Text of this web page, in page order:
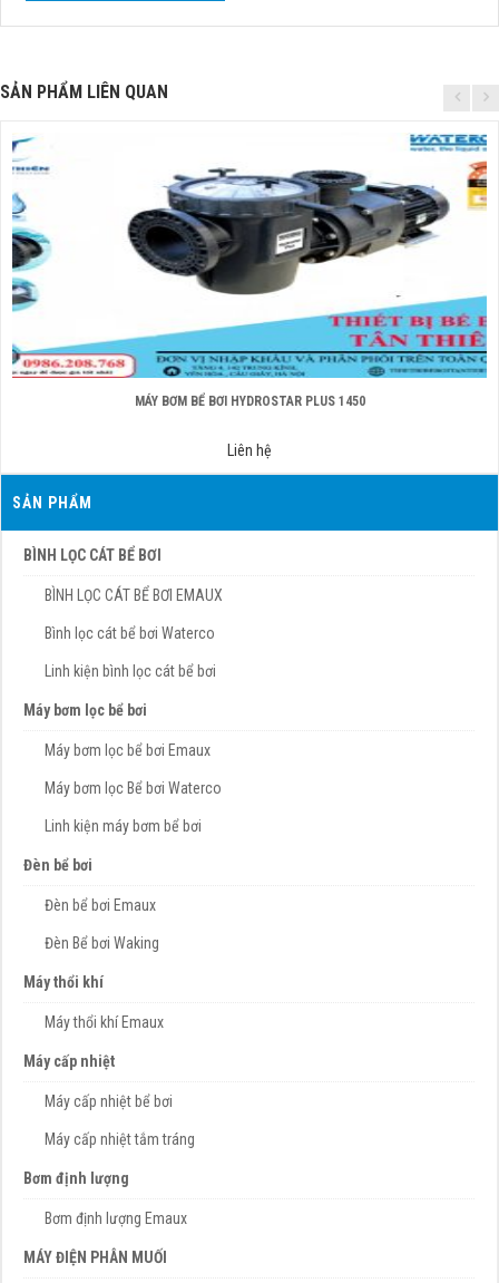
SẢN PHẨM LIÊN QUAN
MÁY BƠM BỂ BƠI HYDROSTAR PLUS 1450
Liên hệ
SẢN PHẨM
BÌNH LỌC CÁT BỂ BƠI
BÌNH LỌC CÁT BỂ BƠI EMAUX
Bình lọc cát bể bơi Waterco
Linh kiện bình lọc cát bể bơi
Máy bơm lọc bể bơi
Máy bơm lọc bể bơi Emaux
Máy bơm lọc Bể bơi Waterco
Linh kiện máy bơm bể bơi
Đèn bể bơi
Đèn bể bơi Emaux
Đèn Bể bơi Waking
Máy thổi khí
Máy thổi khí Emaux
Máy cấp nhiệt
Máy cấp nhiệt bể bơi
Máy cấp nhiệt tắm tráng
Bơm định lượng
Bơm định lượng Emaux
MÁY ĐIỆN PHÂN MUỐI